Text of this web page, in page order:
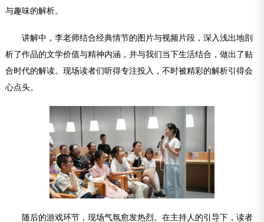
与趣味的解析。
讲解中，李老师结合经典情节的图片与视频片段，深入浅出地剖
析了作品的文学价值与精神内涵，并与我们当下生活结合，做出了贴
合时代的解读。现场读者们听得专注投入，不时被精彩的解析引得会
心点头。
随后的游戏环节，现场气氛愈发热烈。在主持人的引导下，读者